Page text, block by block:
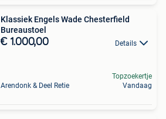
Klassiek Engels Wade Chesterfield
Bureaustoel
€ 1.000,00 Details
Arendonk & Deel Retie
Topzoekertje
Vandaag